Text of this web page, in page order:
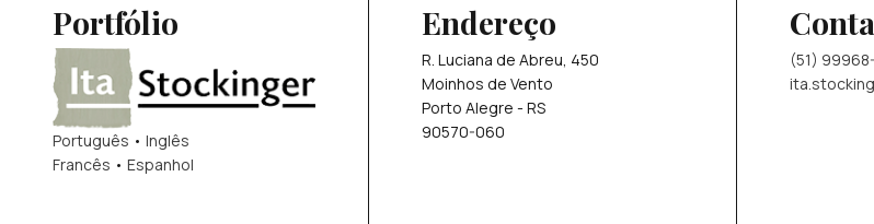
Portfólio
Português • Inglês
Francês • Espanhol
Endereço
R. Luciana de Abreu, 450
Moinhos de Vento
Porto Alegre - RS
90570-060
(51)